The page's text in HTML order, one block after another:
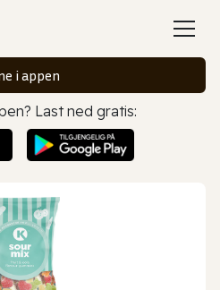
i appen
Last ned gratis: